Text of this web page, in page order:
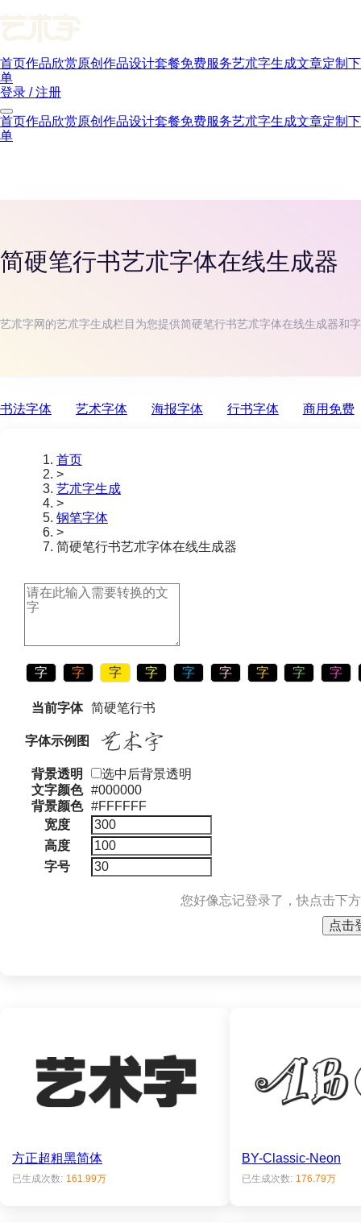
首页作品欣赏原创作品设计套餐免费服务艺朮字生成文章定制下
单
登录 / 注册
首页作品欣赏原创作品设计套餐免费服务艺朮字生成文章定制下
单
简硬笔行书艺朮字体在线生成器
艺朮字网的艺朮字生成栏目为您提供简硬笔行书艺朮字体在线生成器和
书法字体 艺术字体 海报字体 行书字体 商用免费
首页
>
艺朮字生成
>
钢笔字体
>
简硬笔行书艺朮字体在线生成器
字 字 字 字 字 字 字 字 字
当前字体 简硬笔行书
字体示例图
背景透明
选中后背景透明
文字颜色 #000000
背景颜色 #FFFFFF
宽度
高度
字号
您好像忘记登录了，快点击下
点击
方正超粗黑简体
已生成次数: 161.99万
BY-Classic-Neon
已生成次数: 176.79万